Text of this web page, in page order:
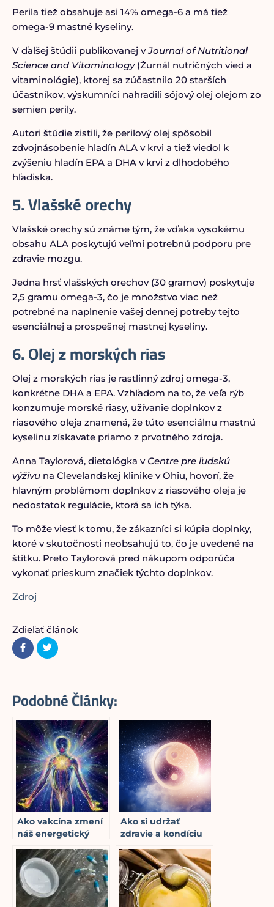
Perila tiež obsahuje asi 14% omega-6 a má tiež
omega-9 mastné kyseliny.
V ďalšej štúdii publikovanej vJournal of Nutritional
Science and Vitaminology (Žurnál nutričných vied a
vitaminológie), ktorej sa zúčastnilo 20 starších
účastníkov, výskumníci nahradili sójový olej olejom zo
semien perily.
Autori štúdie zistili, že perilový olej spôsobil
zdvojnásobenie hladín ALA v krvi a tiež viedol k
zvýšeniu hladín EPA a DHA v krvi z dlhodobého
hľadiska.
5. Vlašské orechy
Vlašské orechy sú známe tým, že vďaka vysokému
obsahu ALA poskytujú veľmi potrebnú podporu pre
zdravie mozgu.
Jedna hrsť vlašských orechov (30 gramov) poskytuje
2,5 gramu omega-3, čo je množstvo viac než
potrebné na naplnenie vašej dennej potreby tejto
esenciálnej a prospešnej mastnej kyseliny.
6. Olej z morských rias
Olej z morských rias je rastlinný zdroj omega-3,
konkrétne DHA a EPA. Vzhľadom na to, že veľa rýb
konzumuje morské riasy, užívanie doplnkov z
riasového oleja znamená, že túto esenciálnu mastnú
kyselinu získavate priamo z prvotného zdroja.
Anna Taylorová, dietológka v Centre pre ľudskú
výživuna Clevelandskej klinike v Ohiu, hovorí, že
hlavným problémom doplnkov z riasového oleja je
nedostatok regulácie, ktorá sa ich týka.
To môže viesť k tomu, že zákazníci si kúpia doplnky,
ktoré v skutočnosti neobsahujú to, čo je uvedené na
štítku. Preto Taylorová pred nákupom odporúča
vykonať prieskum značiek týchto doplnkov.
Zdroj
Zdieľať článok
Podobné Články:
Ako vakcína zmení
náš energetický
17min read
Ako si udržať
zdravie a kondíciu
6min read